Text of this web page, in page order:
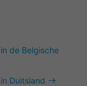
de Belgische
Duitsland